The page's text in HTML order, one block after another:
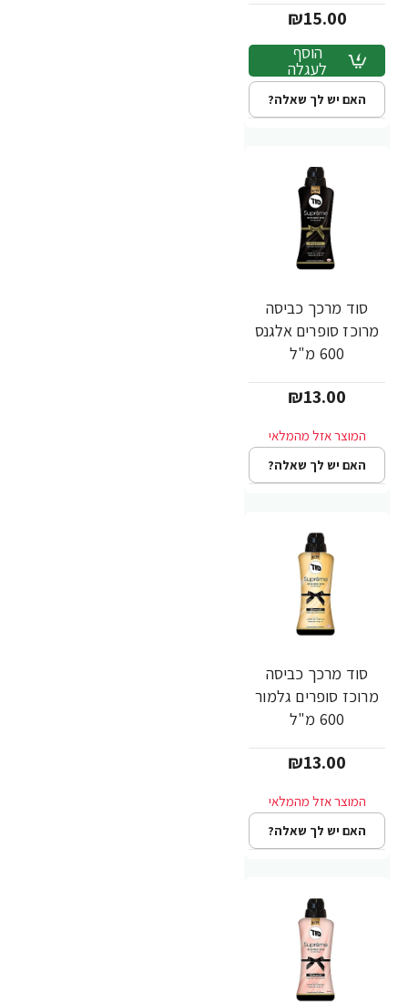
₪15.00
הוסף
לעגלה
האם יש לך שאלה?
סוד מרכך כביסה
מרוכז סופרים אלגנס
600 מ"ל
₪13.00
האם יש לך שאלה?
סוד מרכך כביסה
מרוכז סופרים גלמור
600 מ"ל
₪13.00
האם יש לך שאלה?